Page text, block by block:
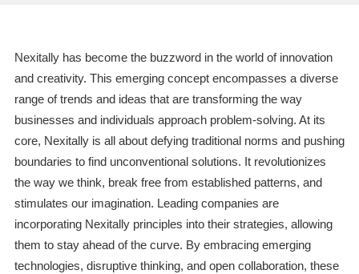
Nexitally has become the buzzword in the world of innovation
and creativity. This emerging concept encompasses a diverse
range of trends and ideas that are transforming the way
businesses and individuals approach problem-solving. At its
core, Nexitally is all about defying traditional norms and pushing
boundaries to find unconventional solutions. It revolutionizes
the way we think, break free from established patterns, and
stimulates our imagination. Leading companies are
incorporating Nexitally principles into their strategies, allowing
them to stay ahead of the curve. By embracing emerging
technologies, disruptive thinking, and open collaboration, these